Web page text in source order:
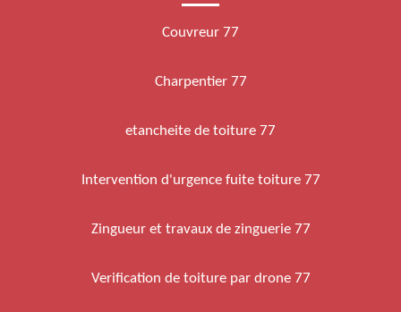
Couvreur 77
Charpentier 77
etancheite de toiture 77
Intervention d'urgence fuite toiture 77
Zingueur et travaux de zinguerie 77
Verification de toiture par drone 77